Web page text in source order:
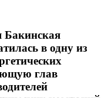
Бакинская
в одну из
глав